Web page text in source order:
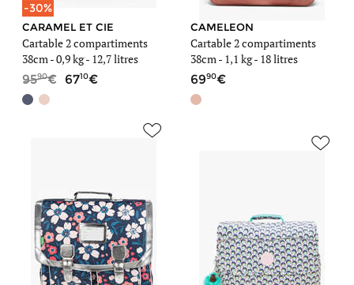
-30%
CARAMEL ET CIE
Cartable 2 compartiments
38cm -0,9 kg- 12,7 litres
9590 6710
CAMELEON
Cartable 2 compartiments
38cm - 1,1 kg- 18 litres
6990